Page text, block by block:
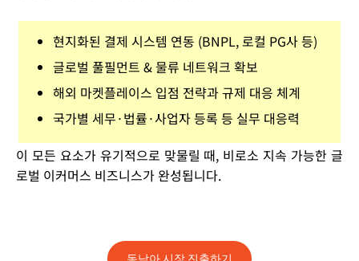
현지화된 결제 시스템 연동 (BNPL, 로컬 PG사 등)
글로벌 풀필먼트 & 물류 네트워크 확보
해외 마켓플레이스 입점 전략과 규제 대응 체계
국가별 세무·법률·사업자 등록 등 실무 대응력
이 모든 요소가 유기적으로 맞물릴 때, 비로소 지속 가능한 글
로벌 이커머스 비즈니스가 완성됩니다.